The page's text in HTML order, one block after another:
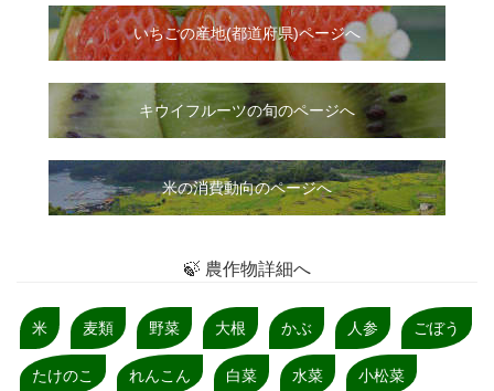
いちごの産地(都道府県)ページへ
キウイフルーツの旬のページへ
米の消費動向のページへ
🍃 農作物詳細へ
米 麦類 野菜 大根 かぶ 人参 ごぼう
たけのこ れんこん 白菜 水菜 小松菜